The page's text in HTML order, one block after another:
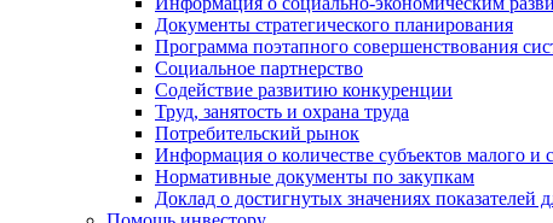
Документы стратегического планирования
Программа поэтапного совершенствования
Социальное партнерство
Содействие развитию конкуренции
Труд, занятость и охрана труда
Потребительский рынок
Информация о количестве субъектов малого и
Нормативные документы по закупкам
Доклад о достигнутых значениях показателей